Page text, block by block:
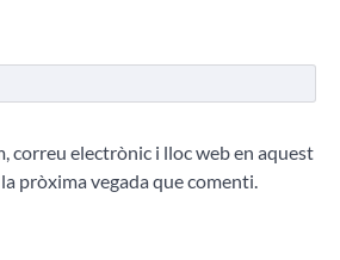
correu electrònic i lloc web en aquest
pròxima vegada que comenti.